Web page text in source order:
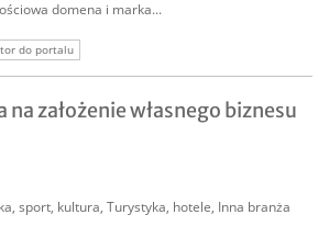
domena i marka...
do portalu
założenie własnego biznesu
sport, kultura, Turystyka, hotele, Inna branża